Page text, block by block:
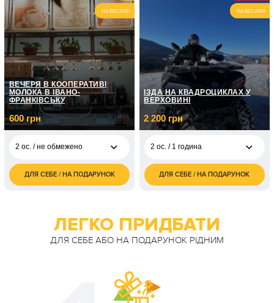
НА ВЕСІЛЛЯ
ВЕЧЕРЯ В КООПЕРАТИВІ
МОЛОКА В ІВАНО-
ФРАНКІВСЬКУ
600 грн
2 ос. / не обмежено
600
грн
4 ос. / не обмежено
1 200
грн
ДЛЯ СЕБЕ / НА ПОДАРУНОК
НА ВЕСІЛЛЯ
ЇЗДА НА КВАДРОЦИКЛАХ У
ВЕРХОВИНІ
2 200 грн
2 ос. / 1 година
2 200
грн
ДЛЯ СЕБЕ / НА ПОДАРУНОК
ЛЕГКО ПРИДБАТИ
ДЛЯ СЕБЕ АБО НА ПОДАРУНОК РІДНИМ